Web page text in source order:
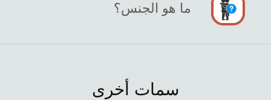
ما هو الجنس؟
سمات أخرى